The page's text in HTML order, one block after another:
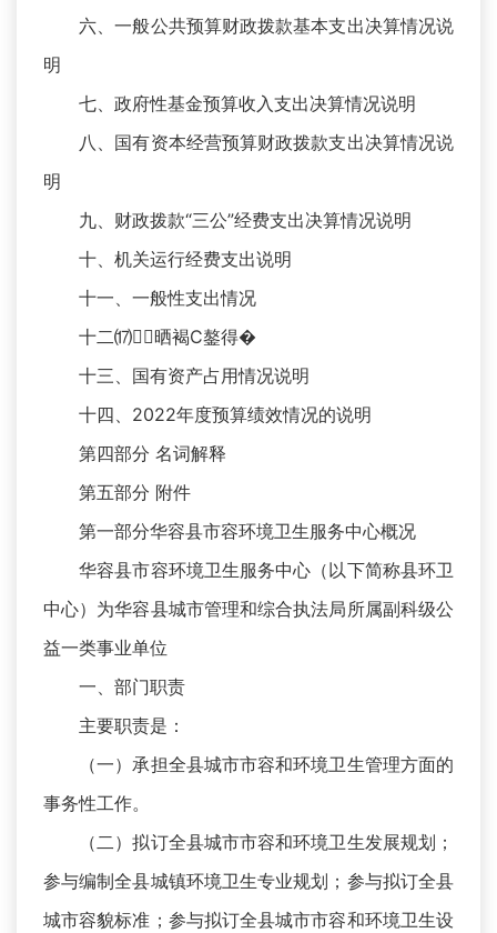
六、一般公共预算财政拨款基本支出决算情况说
明
七、政府性基金预算收入支出决算情况说明
八、国有资本经营预算财政拨款支出决算情况说
明
九、财政拨款“三公”经费支出决算情况说明
十、机关运行经费支出说明
十一、一般性支出情况
十二⒄晒褐С鏊得�
十三、国有资产占用情况说明
十四、2022年度预算绩效情况的说明
第四部分 名词解释
第五部分 附件
第一部分华容县市容环境卫生服务中心概况
华容县市容环境卫生服务中心（以下简称县环卫
中心）为华容县城市管理和综合执法局所属副科级公
益一类事业单位
一、部门职责
主要职责是：
（一）承担全县城市市容和环境卫生管理方面的
事务性工作。
（二）拟订全县城市市容和环境卫生发展规划；
参与编制全县城镇环境卫生专业规划；参与拟订全县
城市容貌标准；参与拟订全县城市市容和环境卫生设